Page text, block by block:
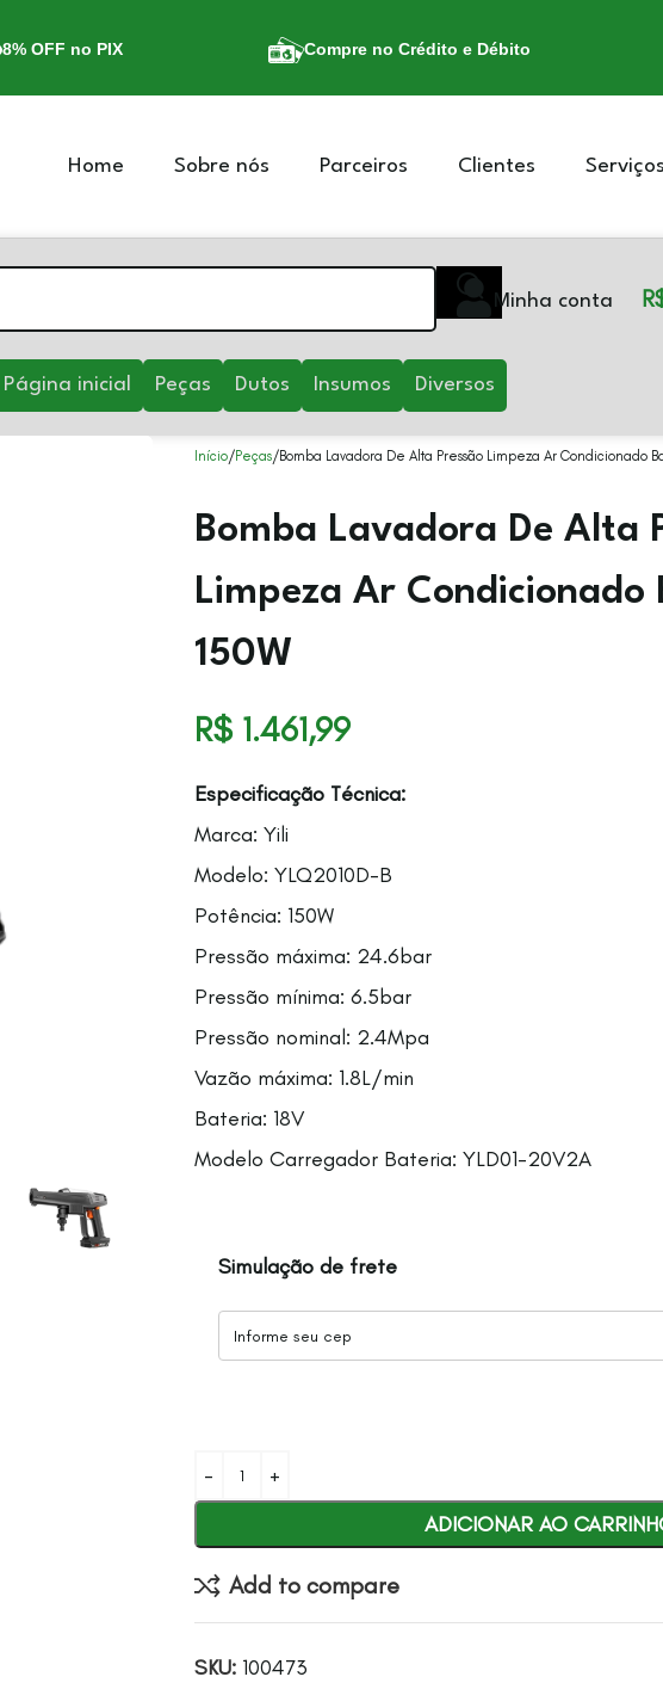
8% OFF no PIX Compre no Crédito e Débito
Home Sobre nós Parceiros Clientes Serviços
Minha conta
Página inicial Peças Dutos Insumos Diversos
Início Peças Bomba Lavadora De Alta Pressão Limpeza Ar Condicionado
Bomba Lavadora De Alta
Limpeza Ar Condicionado
150W
R$1.461,99
Especificação Técnica:
Marca: Yili
Modelo: YLQ2010D-B
Potência: 150W
Pressão máxima: 24.6bar
Pressão mínima: 6.5bar
Pressão nominal: 2.4Mpa
Vazão máxima: 1.8L/min
Bateria: 18V
Modelo Carregador Bateria: YLD01-20V2A
Simulação de frete
ADICIONAR AO
Add to compare
SKU: 100473